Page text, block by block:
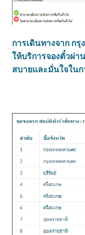
การเดินทางจาก กรุ
ให้บริการจองตั๋วผ่า
สบายและมั่นใจในก